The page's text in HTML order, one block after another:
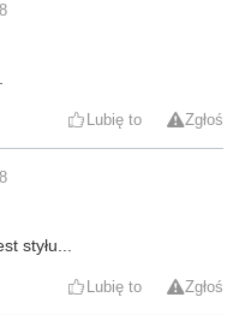
Lubię to Zgłoś
styłu...
Lubię to Zgłoś